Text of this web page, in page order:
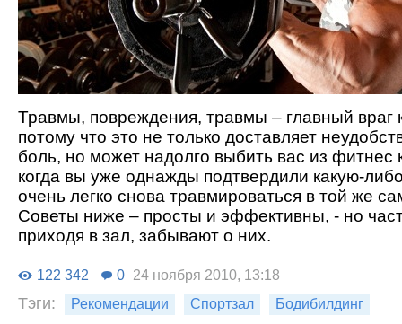
Травмы, повреждения, травмы – главный враг
потому что это не только доставляет
боль, но может надолго выбить вас из фитнес
когда вы уже однажды подтвердили какую-
очень легко снова травмироваться в той же
Советы ниже – просты и эффективны, - но
приходя в зал, забывают о них.
122 342 0 24 ноября 2010, 13:18
Тэги: Рекомендации Спортзал Бодибилдинг